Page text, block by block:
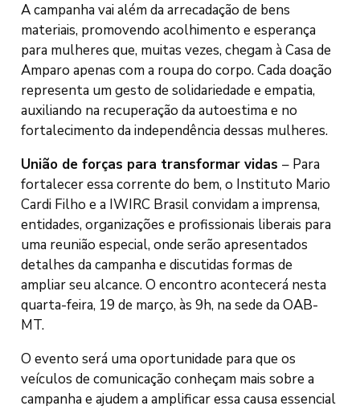
A campanha vai além da arrecadação de bens
materiais, promovendo acolhimento e esperança
para mulheres que, muitas vezes, chegam à Casa de
Amparo apenas com a roupa do corpo. Cada doação
representa um gesto de solidariedade e empatia,
auxiliando na recuperação da autoestima e no
fortalecimento da independência dessas mulheres.
União de forças para transformar vidas – Para
fortalecer essa corrente do bem, o Instituto Mario
Cardi Filho e a IWIRC Brasil convidam a imprensa,
entidades, organizações e profissionais liberais para
uma reunião especial, onde serão apresentados
detalhes da campanha e discutidas formas de
ampliar seu alcance. O encontro acontecerá nesta
quarta-feira, 19 de março, às 9h, na sede da OAB-
MT.
O evento será uma oportunidade para que os
veículos de comunicação conheçam mais sobre a
campanha e ajudem a amplificar essa causa essencial